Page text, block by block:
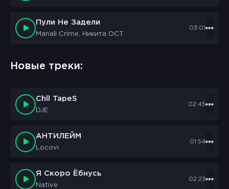
Пули Не Задели
Manali Crime, Никита ОСТ
03:01
Новые треки:
Chll TapeS
DJE
02:45
АНТИЛЕЙМ
Locovi
01:54
Я Скоро Ёбнусь
Native
02:23